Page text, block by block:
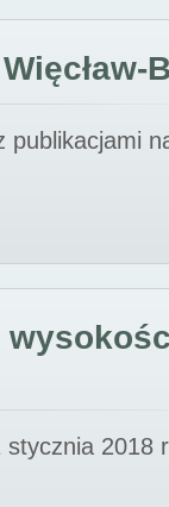
2018